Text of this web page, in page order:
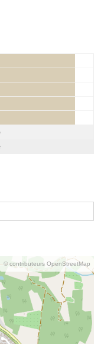
© contributeurs OpenStreetMap